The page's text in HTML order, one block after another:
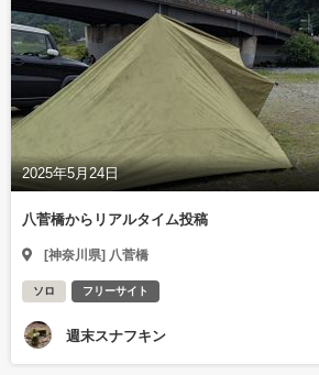
2025年5月24日
八菅橋からリアルタイム投稿
[神奈川県] 八菅橋
ソロ フリーサイト
週末スナフキン